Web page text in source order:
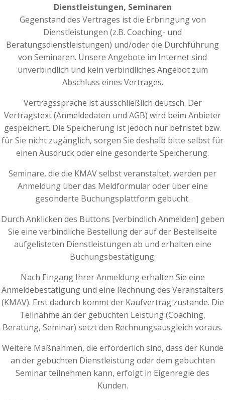
Dienstleistungen, Seminaren
Gegenstand des Vertrages ist die Erbringung von
Dienstleistungen (z.B. Coaching- und
Beratungsdienstleistungen) und/oder die Durchführung
von Seminaren. Unsere Angebote im Internet sind
unverbindlich und kein verbindliches Angebot zum
Abschluss eines Vertrages.
Vertragssprache ist ausschließlich deutsch. Der
Vertragstext (Anmeldedaten und AGB) wird beim Anbieter
gespeichert. Die Speicherung ist jedoch nur befristet bzw.
für Sie nicht zugänglich, sorgen Sie deshalb bitte selbst für
einen Ausdruck oder eine gesonderte Speicherung.
Seminare, die die KMAV selbst veranstaltet, werden per
Anmeldung über das Meldformular oder über eine
gesonderte Buchungsplattform gebucht.
Durch Anklicken des Buttons [verbindlich Anmelden] geben
Sie eine verbindliche Bestellung der auf der Bestellseite
aufgelisteten Dienstleistungen ab und erhalten eine
Buchungsbestätigung.
Nach Eingang Ihrer Anmeldung erhalten Sie eine
Anmeldebestätigung und eine Rechnung des Veranstalters
(KMAV). Erst dadurch kommt der Kaufvertrag zustande. Die
Teilnahme an der gebuchten Leistung (Coaching,
Beratung, Seminar) setzt den Rechnungsausgleich voraus.
Weitere Maßnahmen, die erforderlich sind, dass der Kunde
an der gebuchten Dienstleistung oder dem gebuchten
Seminar teilnehmen kann, erfolgt in Eigenregie des
Kunden.